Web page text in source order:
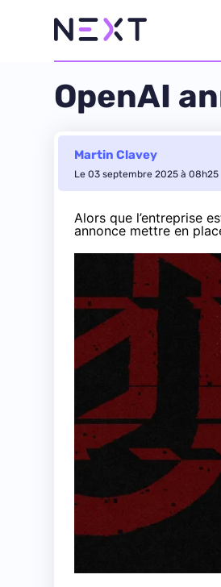
OpenAI
Martin Clavey
Le 03 septembre 2025 à 08h25
Alors que l’entreprise
annonce mettre en